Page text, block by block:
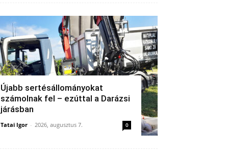
Újabb sertésállományokat
számolnak fel – ezúttal a Darázsi
járásban
Tatai Igor - 2026, augusztus 7. 0